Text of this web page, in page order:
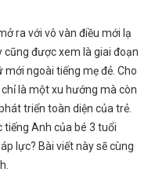
ra với vô vàn điều mới lạ
cũng được xem là giai đoạn
mới ngoài tiếng mẹ đẻ. Cho
là một xu hướng mà còn
triển toàn diện của trẻ.
tiếng Anh của bé 3 tuổi
lực? Bài viết này sẽ cùng